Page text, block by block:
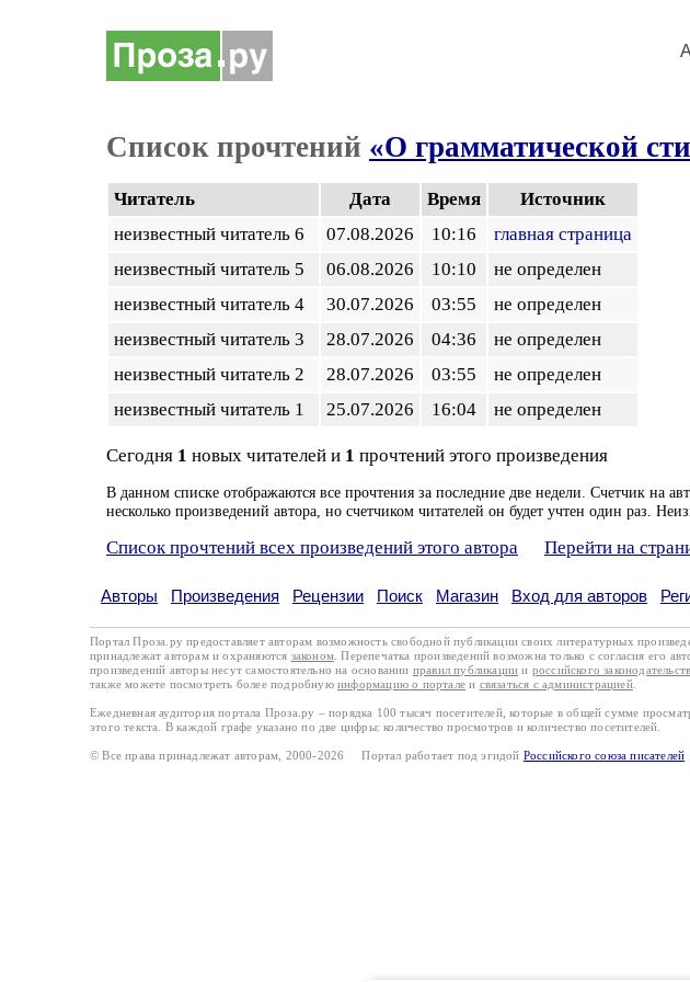
Список прочтений «О грамматической
Читатель Дата Время
Источник
неизвестный читатель 6
07.08.2026 10:16
главная страница
неизвестный читатель 5
06.08.2026 10:10
не определен
неизвестный читатель 4
30.07.2026 03:55
не определен
неизвестный читатель 3
28.07.2026 04:36
не определен
неизвестный читатель 2
28.07.2026 03:55
не определен
неизвестный читатель 1
25.07.2026 16:04 не определен
Сегодня 1 новых читателей и 1 прочтений этого произведения
В данном списке отображаются все прочтения за последние две недели. Счетчик на
несколько произведений автора, но счетчиком читателей он будет учтен один раз.
Список прочтений всех произведений этого автора Перейти на
Авторы Произведения Рецензии Поиск Магазин Вход для авторов
Портал Проза.ру предоставляет авторам возможность свободной публикации своих литературных
принадлежат авторам и охраняются законом . Перепечатка произведений возможна только с согласия его
произведений авторы несут самостоятельно на основании правил публикации и российского
также можете посмотреть более подробную информацию о портале и связаться с администрацией.
Ежедневная аудитория портала Проза.ру – порядка 100 тысяч посетителей, которые в общей сумме
этого текста. В каждой графе указано по две цифры: количество просмотров и количество посетителей.
© Все права принадлежат авторам, 2000-2026 Портал работает под эгидой Российского союза писателей